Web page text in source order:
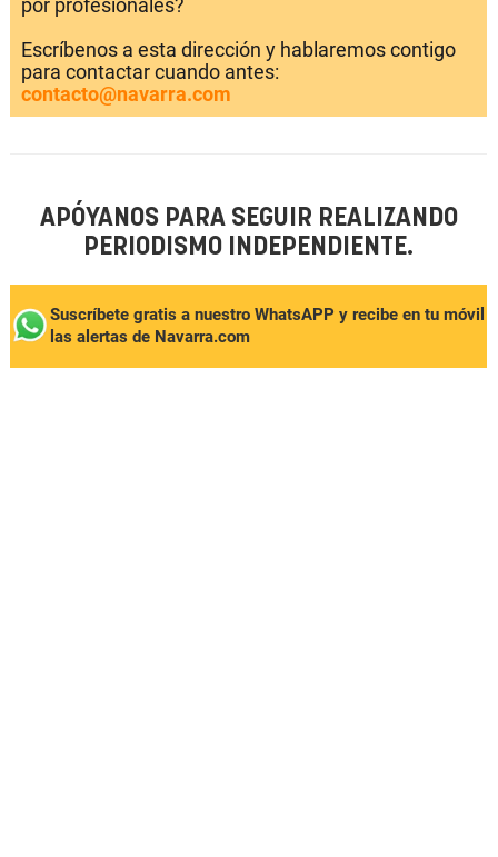
por profesionales?
Escríbenos a esta dirección y hablaremos contigo
para contactar cuando antes:
contacto@navarra.com
APÓYANOS PARA SEGUIR REALIZANDO
PERIODISMO INDEPENDIENTE.
Suscríbete gratis a nuestro WhatsAPP y recibe en tu móvil
las alertas de Navarra.com